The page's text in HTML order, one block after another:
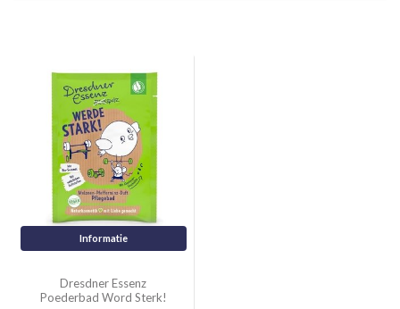
Informatie
Dresdner Essenz
Poederbad Word Sterk!